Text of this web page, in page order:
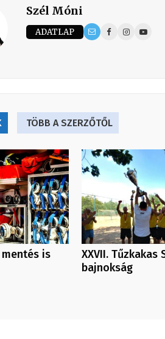
Szél Móni
ADATLAP
TÖBB A SZERZŐTŐL
is
XXVII. Tűzkakas
bajnokság